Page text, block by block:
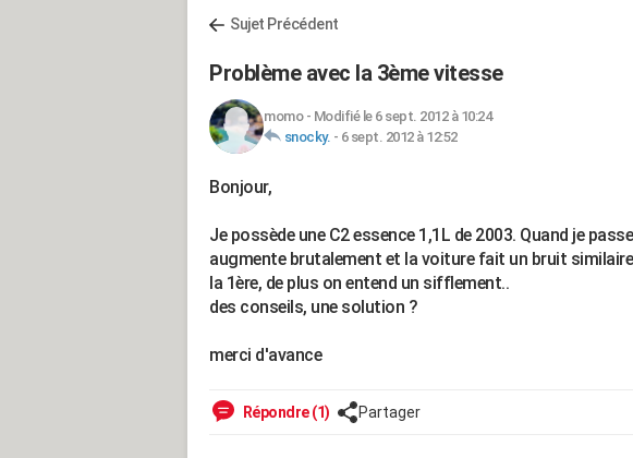
Sujet Précédent
Problème avec la 3ème vitesse
momo- Modifié le 6 sept. 2012 à 10:24
snocky. - 6 sept. 2012 à 12:52
Bonjour,
Je possède une C2 essence 1,1L de 2003. Quand je
augmente brutalement et la voiture fait un bruit
la 1ère, de plus on entend un sifflement..
des conseils, une solution ?
merci d'avance
Répondre (1) Partager